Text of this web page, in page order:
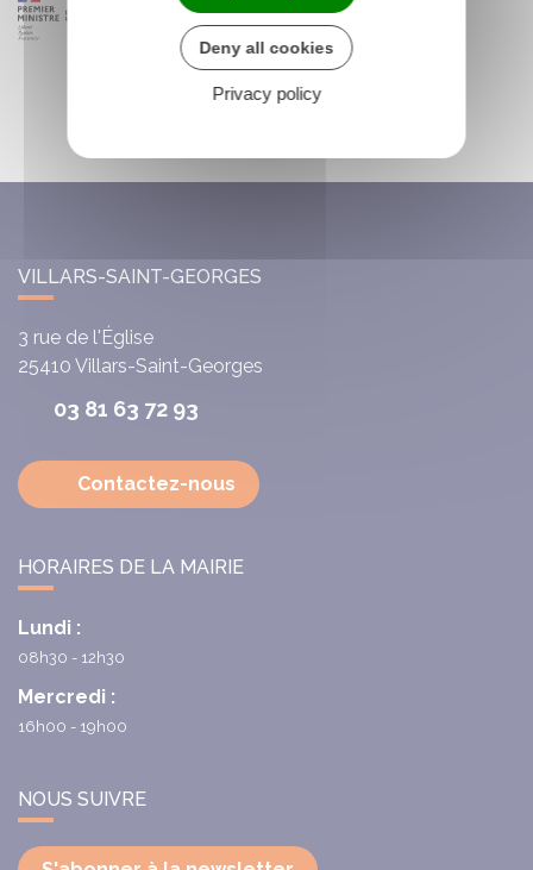
VILLARS-SAINT-GEORGES
3 rue de l'Église
25410 Villars-Saint-Georges
03 81 63 72 93
Contactez-nous
HORAIRES DE LA MAIRIE
Lundi :
08h30 - 12h30
Mercredi :
16h00 - 19h00
NOUS SUIVRE
Deny all cookies
Privacy policy